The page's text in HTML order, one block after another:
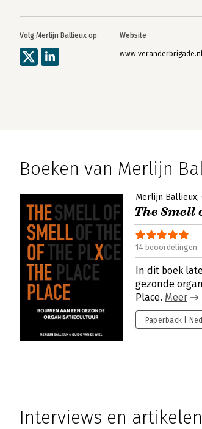
Volg Merlijn Ballieux op Website
www.veranderbrigade.nl
Boeken van Merlijn
Merlijn Ballieux
The Smell
14 beoordelingen
In dit boek
gezonde
Place. Meer
Paperback |
Interviews en artikelen